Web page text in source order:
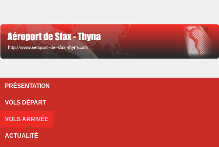
PRÉSENTATION
VOLS DÉPART
VOLS ARRIVÉE
ACTUALITÉ